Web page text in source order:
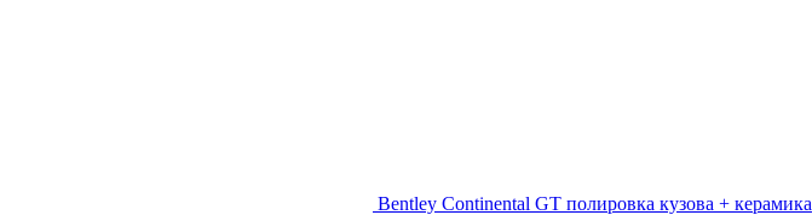
Bentley Continental GT полировка кузова + керамика